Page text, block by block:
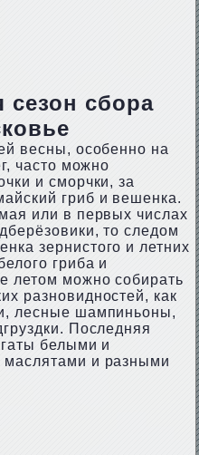
сезон сбора
весны, особенно на
часто можно
и сморчки, за
гриб и вешенка.
или в первых числах
то следом
зернистого и летних
гриба и
летом можно собирать
разновидностей, как
лесные шампиньоны,
Последняя
белыми и
и разными